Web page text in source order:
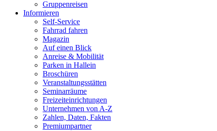
Gruppenreisen
Informieren
Self-Service
Fahrrad fahren
Magazin
Auf einen Blick
Anreise & Mobilität
Parken in Hallein
Broschüren
Veranstaltungsstätten
Seminarräume
Freizeiteinrichtungen
Unternehmen von A-Z
Zahlen, Daten, Fakten
Premiumpartner